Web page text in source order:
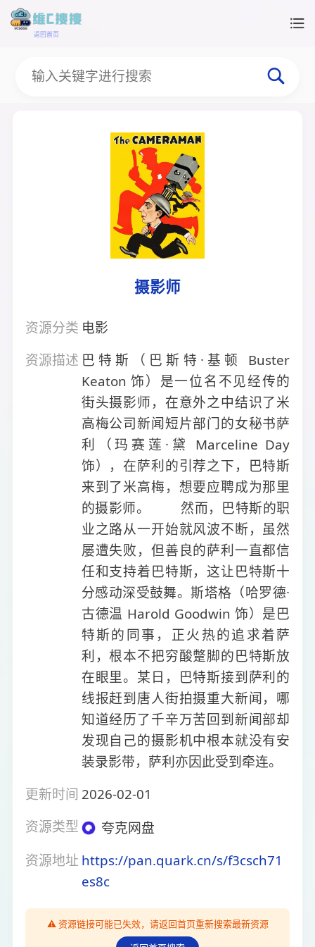
返回首页
摄影师
资源分类 电影
资源描述 巴特斯（巴斯特·基顿 Buster
Keaton 饰）是一位名不见经传的
街头摄影师，在意外之中结识了米
高梅公司新闻短片部门的女秘书萨
利（玛赛莲·黛 Marceline Day
饰），在萨利的引荐之下，巴特斯
来到了米高梅，想要应聘成为那里
的摄影师。 然而，巴特斯的职
业之路从一开始就风波不断，虽然
屡遭失败，但善良的萨利一直都信
任和支持着巴特斯，这让巴特斯十
分感动深受鼓舞。斯塔格（哈罗德·
古德温 Harold Goodwin 饰）是巴
特斯的同事，正火热的追求着萨
利，根本不把穷酸蹩脚的巴特斯放
在眼里。某日，巴特斯接到萨利的
线报赶到唐人街拍摄重大新闻，哪
知道经历了千辛万苦回到新闻部却
发现自己的摄影机中根本就没有安
装录影带，萨利亦因此受到牵连。
更新时间 2026-02-01
资源类型
夸克网盘
资源地址 https://pan.quark.cn/s/f3csch71
es8c
⚠️ 资源链接可能已失效，请返回首页重新搜索最新资源